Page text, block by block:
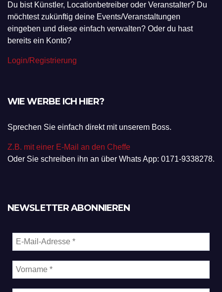
Du bist Künstler, Locationbetreiber oder Veranstalter? Du
möchtest zukünftig deine Events/Veranstaltungen
eingeben und diese einfach verwalten? Oder du hast
bereits ein Konto?
Login/Registrierung
WIE WERBE ICH HIER?
Sprechen Sie einfach direkt mit unserem Boss.
Z.B. mit einer E-Mail an den Cheffe
Oder Sie schreiben ihn an über Whats App: 0171-9338278.
NEWSLETTER ABONNIEREN